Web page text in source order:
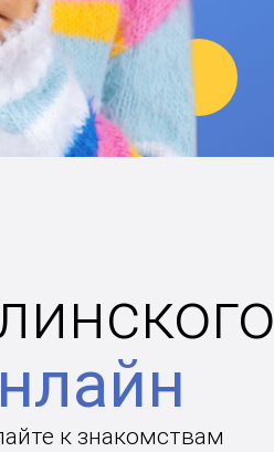
к знакомствам